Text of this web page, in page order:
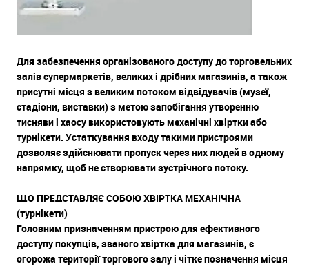
Для забезпечення організованого доступу до торговельних
залів супермаркетів, великих і дрібних магазинів, а також
присутні місця з великим потоком відвідувачів (музеї,
стадіони, виставки) з метою запобігання утворенню
тисняви ​​і хаосу використовують механічні хвіртки або
турнікети. Устаткування входу такими пристроями
дозволяє здійснювати пропуск через них людей в одному
напрямку, щоб не створювати зустрічного потоку.
ЩО ПРЕДСТАВЛЯЄ СОБОЮ ХВІРТКА МЕХАНІЧНА
(турнікети)
Головним призначенням пристрою для ефективного
доступу покупців, званого хвіртка для магазинів, є
огорожа території торгового залу і чітке позначення місця